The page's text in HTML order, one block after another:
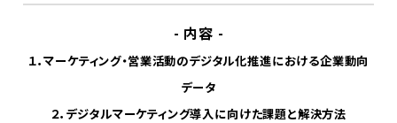
- 内容 -
１．マーケティング・営業活動のデジタル化推進における企業動向
データ
２．デジタルマーケティング導入に向けた課題と解決方法